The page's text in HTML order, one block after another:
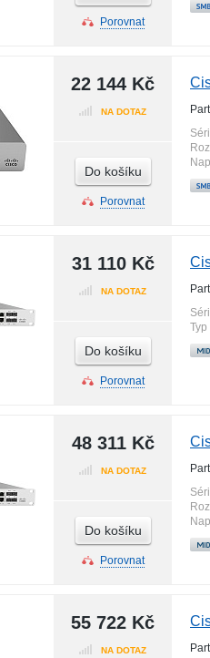
Porovnat
22 144 Kč
NA DOTAZ
Do košíku
Porovnat
31 110 Kč
NA DOTAZ
Do košíku
Porovnat
48 311 Kč
NA DOTAZ
Do košíku
Porovnat
55 722 Kč
NA DOTAZ